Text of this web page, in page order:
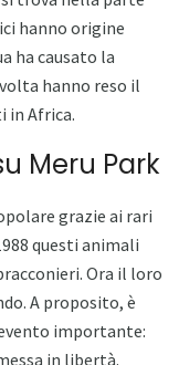
hanno origine
ha causato la
hanno reso il
in Africa.
Meru Park
grazie ai rari
questi animali
Ora il loro
A proposito, è
importante:
in libertà.